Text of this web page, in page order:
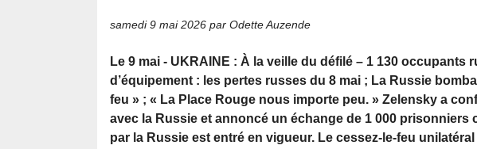
samedi 9 mai 2026 par Odette Auzende
Le 9 mai - UKRAINE : À la veille du défilé – 1 130 occupants
d’équipement : les pertes russes du 8 mai ; La Russie
feu » ; « La Place Rouge nous importe peu. » Zelensky a
avec la Russie et annoncé un échange de 1 000 prisonniers
par la Russie est entré en vigueur. Le cessez-le-feu